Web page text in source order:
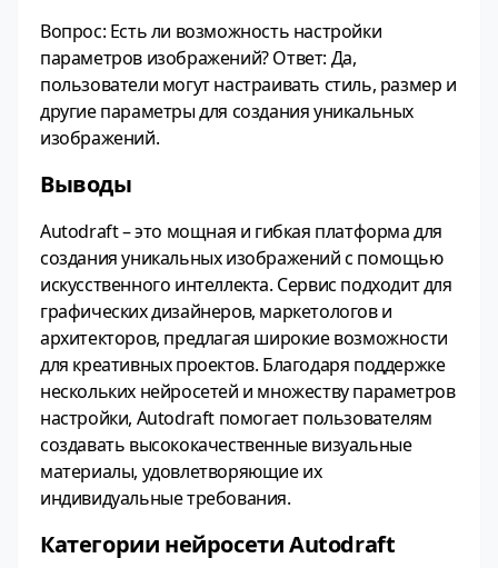
Вопрос: Есть ли возможность настройки
параметров изображений? Ответ: Да,
пользователи могут настраивать стиль, размер и
другие параметры для создания уникальных
изображений.
Выводы
Autodraft – это мощная и гибкая платформа для
создания уникальных изображений с помощью
искусственного интеллекта. Сервис подходит для
графических дизайнеров, маркетологов и
архитекторов, предлагая широкие возможности
для креативных проектов. Благодаря поддержке
нескольких нейросетей и множеству параметров
настройки, Autodraft помогает пользователям
создавать высококачественные визуальные
материалы, удовлетворяющие их
индивидуальные требования.
Категории нейросети Autodraft